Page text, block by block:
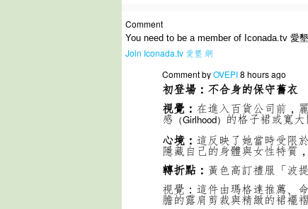
Comment
You need to be a member of Iconada.tv 愛
Join Iconada.tv 愛墾 網
Comment byOVEPI8 hours ago
初登場：不合身的保守舊衣
視覺： 在進入百貨公司前，
感 （Girlhood） 的格子裙或寬
心境： 這反映了她當時受限
隱藏自己的身體與女性特質
轉折點： 黃色高訂禮服「波
視覺：這件由瑪格達推薦、
膽的露肩剪裁與精緻的裙襬